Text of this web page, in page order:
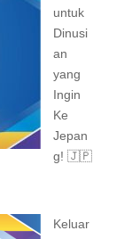
untuk
Dinusi
an
yang
Ingin
Ke
Jepan
g! 🇯🇵
Keluar